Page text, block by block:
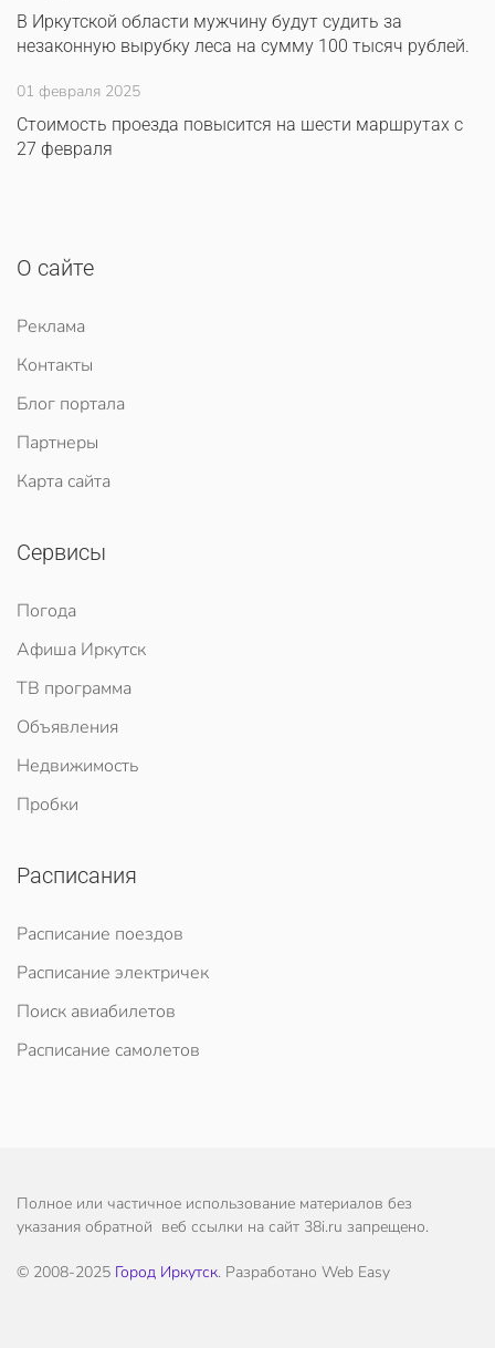
В Иркутской области мужчину будут судить за
незаконную вырубку леса на сумму 100 тысяч рублей.
01 февраля 2025
Стоимость проезда повысится на шести маршрутах с
27 февраля
О сайте
Реклама
Контакты
Блог портала
Партнеры
Карта сайта
Сервисы
Погода
Афиша Иркутск
ТВ программа
Объявления
Недвижимость
Пробки
Расписания
Расписание поездов
Расписание электричек
Поиск авиабилетов
Расписание самолетов
Полное или частичное использование материалов без
указания обратной веб ссылки на сайт 38i.ru запрещено.
© 2008-2025 Город Иркутск. Разработано Web Easy